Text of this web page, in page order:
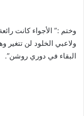
وختم :” الأجواء كانت
ولاعبي الخلود لن تتغير
البقاء في دوري روشن”.